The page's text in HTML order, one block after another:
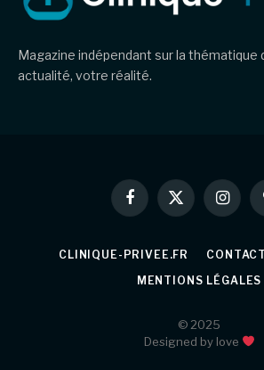
Magazine indépendant sur la thématique
actualité, votre réalité.
Facebook
X
(Twitter)
CLINIQUE-PRIVEE.FR
MENTIONS LÉGALES
© 2025
Designed by love